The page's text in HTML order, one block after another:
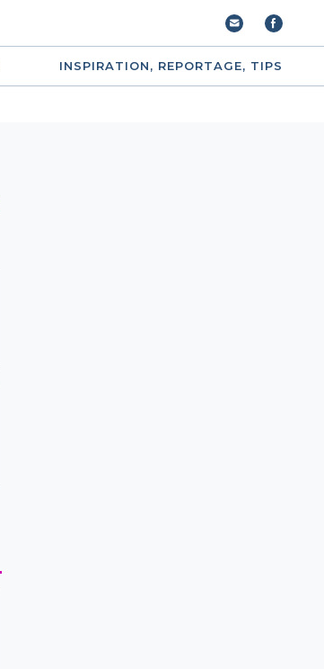
INSPIRATION, REPORTAGE, TIPS